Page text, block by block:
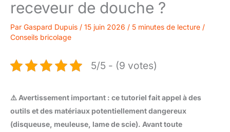
receveur de douche ?
Par Gaspard Dupuis / 15 juin 2026 / 5 minutes de lecture /
Conseils bricolage
5/5 - (9 votes)
⚠️ Avertissement important : ce tutoriel fait appel à des
outils et des matériaux potentiellement dangereux
(disqueuse, meuleuse, lame de scie). Avant toute